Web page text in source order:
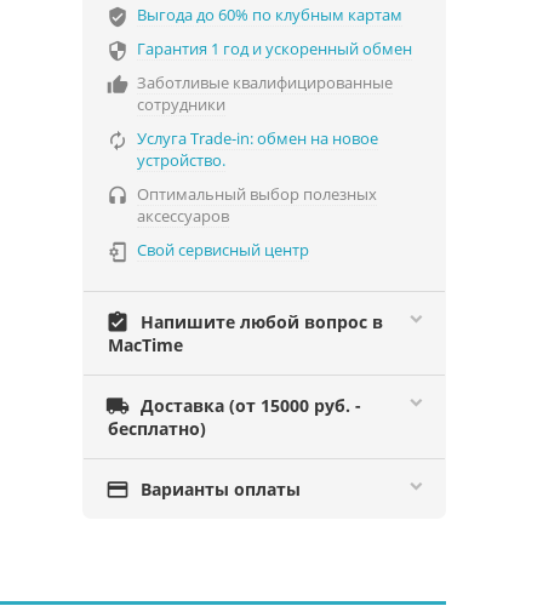
verified_user Выгода до 60% по клубным картам
 Гарантия 1 год и ускоренный обмен
 Заботливые квалифицированные
сотрудники
 Услуга Trade-in: обмен на новое
устройство.
 Оптимальный выбор полезных
аксессуаров
 Свой сервисный центр
assignment_turned_in
Напишите любой вопрос в
MacTime
 Доставка (от 15000 руб. -
бесплатно)
 Варианты оплаты